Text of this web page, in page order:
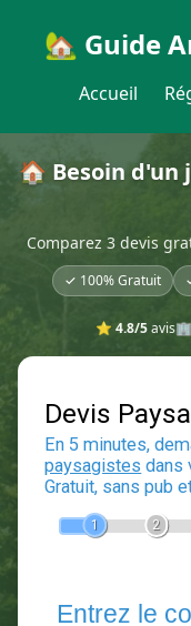
🏡 Guide
Accueil
🏠 Besoin d'un
Comparez 3 devis
✓ 100% Gratuit
⭐ 4.8/5avis🏢
Devis
En 5